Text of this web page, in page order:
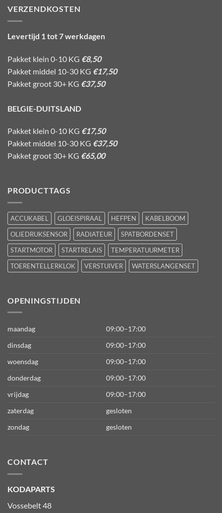
VERZENDKOSTEN
Levertijd 1 tot 7 werkdagen
Pakket klein 0-10 KG €8,50
Pakket middel 10-30 KG €17,50
Pakket groot 30+ KG €37,50
BELGIE-DUITSLAND
Pakket klein 0-10 KG €17,50
Pakket middel 10-30 KG €37,50
Pakket groot 30+ KG €65,00
PRODUCTTAGS
ACCUKABEL GLOEISPIRAAL HEFPEN
KABELBOOM
OLIEDRUKSENSOR
RADIATEUR
SPATBORDENSET
STARTMOTOR
STARTRELAIS
TEMPERATUURMETER
TOERENTELLERKLOK
VERSTUIVER WATERSLANGENSET
OPENINGSTIJDEN
maandag
09:00–17:00
dinsdag
09:00–17:00
woensdag
09:00–17:00
donderdag
09:00–17:00
vrijdag
09:00–17:00
zaterdag
gesloten
zondag
gesloten
CONTACT
KODAPARTS
Vossebelt 48